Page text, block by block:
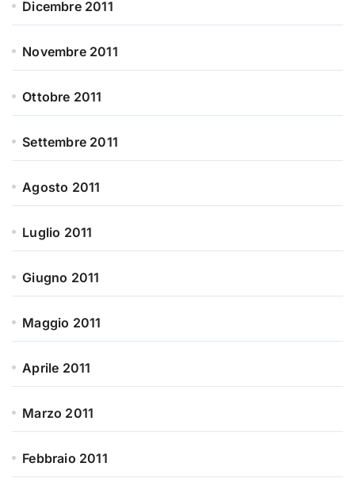
Dicembre 2011
Novembre 2011
Ottobre 2011
Settembre 2011
Agosto 2011
Luglio 2011
Giugno 2011
Maggio 2011
Aprile 2011
Marzo 2011
Febbraio 2011